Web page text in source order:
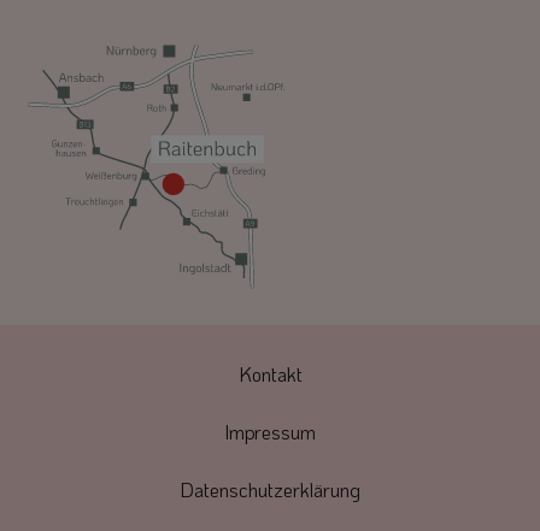
Kontakt
Impressum
Datenschutzerklärung